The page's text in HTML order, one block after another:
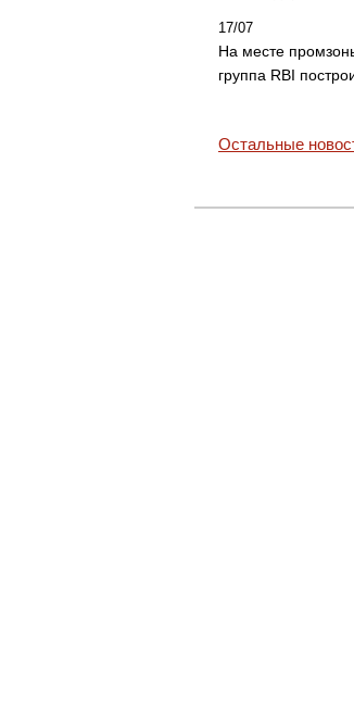
17/07
На месте
группа RBI
Остальные